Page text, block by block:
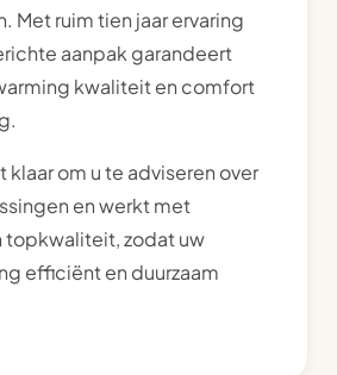
Met ruim tien jaar ervaring
aanpak garandeert
kwaliteit en comfort
klaar om u te adviseren over
en werkt met
topkwaliteit, zodat uw
efficiënt en duurzaam